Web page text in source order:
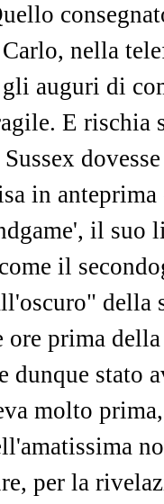
nella
auguri di
E rischia
in anteprima
il suo
il
della
ore prima
dunque stato
molto
per la